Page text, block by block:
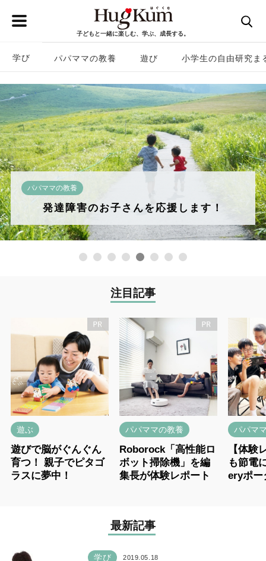
子どもと一緒に楽しむ、学ぶ、成長する。
学び パパママの教養 遊び 小学生の自由研究ま
年齢別【HugKum 無料ドリル】
学び
注目記事
遊ぶ
遊びで脳がぐんぐん
育つ！ 親子でピタゴ
ラスに夢中！
パパママの教養
Roborock「高性能ロ
ボット掃除機」を編
集長が体験レポート
パパマ
【体験
も節電にも
eryポー
最新記事
学び 2019.05.18